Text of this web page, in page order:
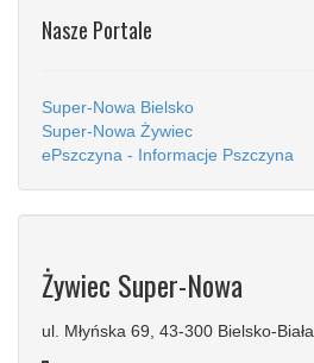
Nasze Portale
Super-Nowa Bielsko
Super-Nowa Żywiec
ePszczyna - Informacje Pszczyna
Żywiec Super-Nowa
ul. Młyńska 69, 43-300 Bielsko-Biała